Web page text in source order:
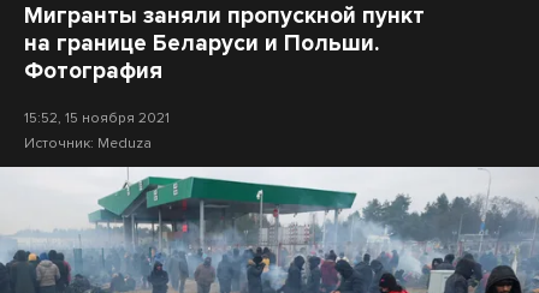
Мигранты заняли пропускной пункт
на границе Беларуси и Польши.
Фотография
15:52, 15 ноября 2021
Источник: Meduza